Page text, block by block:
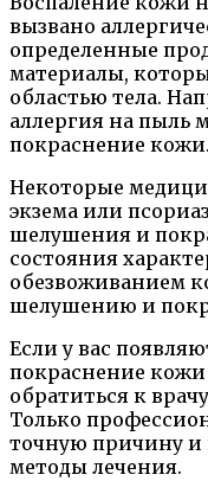
вызвано
определенные
материалы,
областью тела.
аллергия на пыль
покраснение кожи.
Некоторые
экзема или
шелушения и
состояния
обезвоживанием
шелушению и
Если у вас
покраснение кожи
обратиться к
Только
точную причину и
методы лечения.